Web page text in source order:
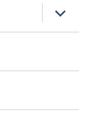
ouvrir
le
sous-